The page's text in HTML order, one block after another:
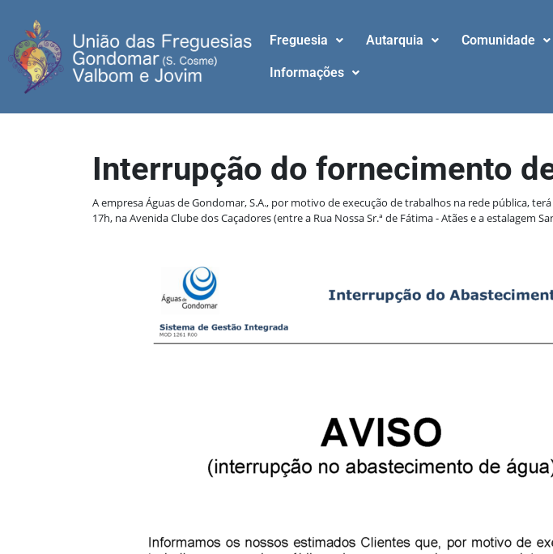
Freguesia Autarquia Comunidade
Informações
Interrupção do fornecimento
A empresa Águas de Gondomar, S.A., por motivo de execução de trabalhos na rede pública,
17h, na Avenida Clube dos Caçadores (entre a Rua Nossa Sr.ª de Fátima - Atães e a estalagem